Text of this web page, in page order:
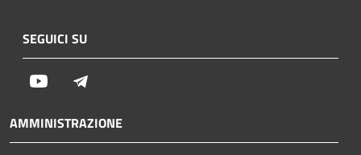
SEGUICI SU
Youtube
AMMINISTRAZIONE